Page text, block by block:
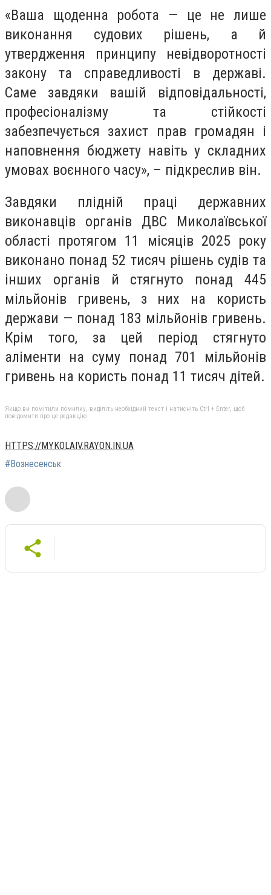
«Ваша щоденна робота — це не лише
виконання судових рішень, а й
утвердження принципу невідворотності
закону та справедливості в державі.
Саме завдяки вашій відповідальності,
професіоналізму та стійкості
забезпечується захист прав громадян і
наповнення бюджету навіть у складних
умовах воєнного часу», – підкреслив він.
Завдяки плідній праці державних
виконавців органів ДВС Миколаївської
області протягом 11 місяців 2025 року
виконано понад 52 тисяч рішень судів та
інших органів й стягнуто понад 445
мільйонів гривень, з них на користь
держави — понад 183 мільйонів гривень.
Крім того, за цей період стягнуто
аліменти на суму понад 701 мільйонів
гривень на користь понад 11 тисяч дітей.
Якщо ви помітили помилку, виділіть необхідний текст і натисніть Ctrl + Enter, щоб
повідомити про це редакцію
HTTPS://MYKOLAIV.RAYON.IN.UA
#Вознесенськ